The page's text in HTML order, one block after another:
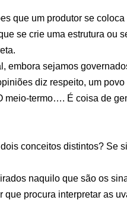
que um produtor se
se crie uma estrutura ou
embora sejamos
diz respeito, um povo
meio-termo…. É coisa de
conceitos distintos? Se
naquilo que são os
que procura interpretar as